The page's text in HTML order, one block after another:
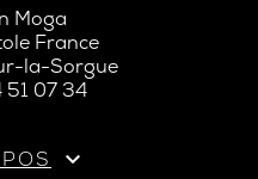
Moga
France
la-Sorgue
51 07 34
